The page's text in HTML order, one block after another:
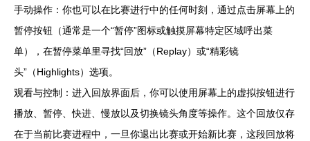
手动操作：你也可以在比赛进行中的任何时刻，通过点击屏幕上的
暂停按钮（通常是一个“暂停”图标或触摸屏幕特定区域呼出菜
单），在暂停菜单里寻找“回放”（Replay）或“精彩镜
头”（Highlights）选项。
观看与控制：进入回放界面后，你可以使用屏幕上的虚拟按钮进行
播放、暂停、快进、慢放以及切换镜头角度等操作。这个回放仅存
在于当前比赛进程中，一旦你退出比赛或开始新比赛，这段回放将